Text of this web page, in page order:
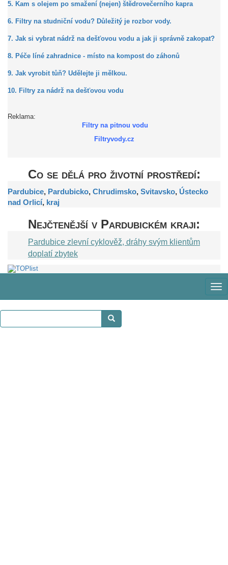
5. Kam s olejem po smažení (nejen) štědrovečerního kapra
6. Filtry na studniční vodu? Důležitý je rozbor vody.
7. Jak si vybrat nádrž na dešťovou vodu a jak ji správně zakopat?
8. Péče líné zahradnice - místo na kompost do záhonů
9. Jak vyrobit tůň? Udělejte ji mělkou.
10. Filtry za nádrž na dešťovou vodu
Reklama:
Filtry na pitnou vodu
Filtryvody.cz
Co se dělá pro životní prostředí:
Pardubice, Pardubicko, Chrudimsko, Svitavsko, Ústecko
nad Orlicí, kraj
Nejčtenější v Pardubickém kraji:
Pardubice zlevní cyklověž, dráhy svým klientům
doplatí zbytek